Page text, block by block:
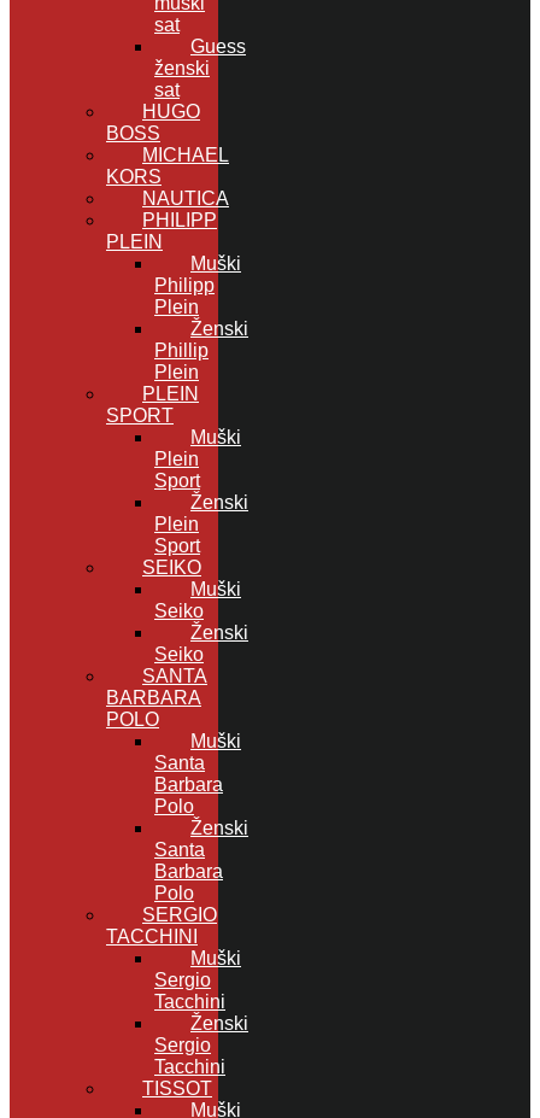
sat
Guess
ženski
sat
HUGO
BOSS
MICHAEL
KORS
NAUTICA
PHILIPP
PLEIN
Muški
Philipp
Plein
Ženski
Phillip
Plein
PLEIN
SPORT
Muški
Plein
Sport
Ženski
Plein
Sport
SEIKO
Muški
Seiko
Ženski
Seiko
SANTA
BARBARA
POLO
Muški
Santa
Barbara
Polo
Ženski
Santa
Barbara
Polo
SERGIO
TACCHINI
Muški
Sergio
Tacchini
Ženski
Sergio
Tacchini
TISSOT
Muški